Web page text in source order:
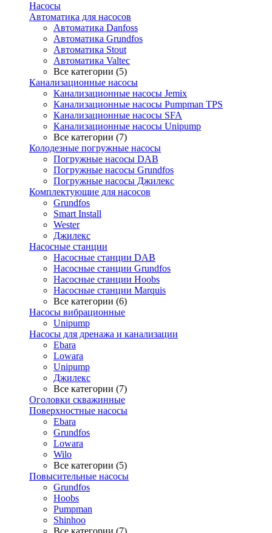
Насосы
Автоматика для насосов
Автоматика Danfoss
Автоматика Grundfos
Автоматика Stout
Автоматика Valtec
Все категории (5)
Канализационные насосы
Канализационные насосы Jemix
Канализационные насосы Pumpman TPS
Канализационные насосы SFA
Канализационные насосы Unipump
Все категории (7)
Колодезные погружные насосы
Погружные насосы DAB
Погружные насосы Grundfos
Погружные насосы Джилекс
Комплектующие для насосов
Grundfos
Smart Install
Wester
Джилекс
Насосные станции
Насосные станции DAB
Насосные станции Grundfos
Насосные станции Hoobs
Насосные станции Marquis
Все категории (6)
Насосы вибрационные
Unipump
Насосы для дренажа и канализации
Ebara
Lowara
Unipump
Джилекс
Все категории (7)
Оголовки скважинные
Поверхностные насосы
Ebara
Grundfos
Lowara
Wilo
Все категории (5)
Повысительные насосы
Grundfos
Hoobs
Pumpman
Shinhoo
Все категории (7)